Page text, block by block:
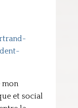
et social